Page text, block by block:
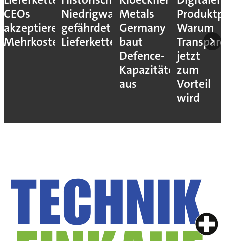
CEOs
akzeptieren
Mehrkosten
Niedrigwasser
gefährdet
Lieferketten
Metals
Germany
baut
Defence-
Kapazitäten
aus
Warum
jetzt
zum
Vorteil
wird